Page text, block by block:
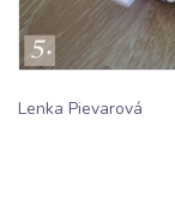
Lenka Pievarová